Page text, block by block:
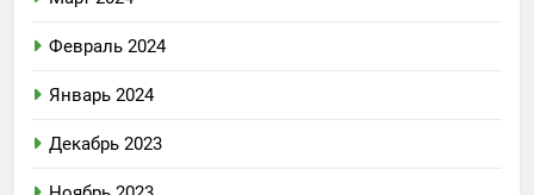
Февраль 2024
Январь 2024
Декабрь 2023